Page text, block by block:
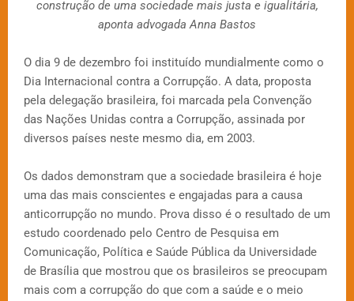
construção de uma sociedade mais justa e igualitária,
aponta advogada Anna Bastos
O dia 9 de dezembro foi instituído mundialmente como o
Dia Internacional contra a Corrupção. A data, proposta
pela delegação brasileira, foi marcada pela Convenção
das Nações Unidas contra a Corrupção, assinada por
diversos países neste mesmo dia, em 2003.
Os dados demonstram que a sociedade brasileira é hoje
uma das mais conscientes e engajadas para a causa
anticorrupção no mundo. Prova disso é o resultado de um
estudo coordenado pelo Centro de Pesquisa em
Comunicação, Política e Saúde Pública da Universidade
de Brasília que mostrou que os brasileiros se preocupam
mais com a corrupção do que com a saúde e o meio